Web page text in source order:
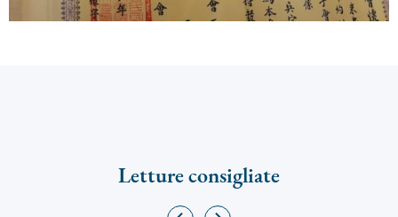
Letture consigliate